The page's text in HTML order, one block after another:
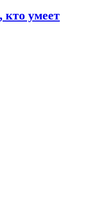
кто умеет